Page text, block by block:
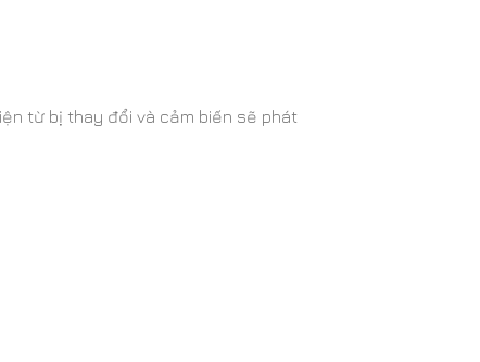
từ bị thay đổi và cảm biến sẽ phát